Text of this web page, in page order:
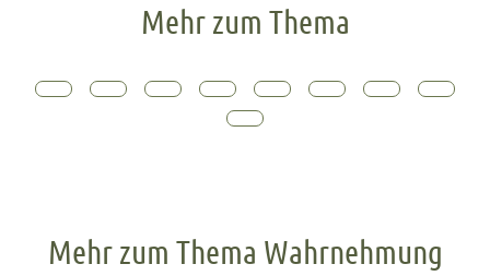
Mehr zum Thema
Mehr zum Thema Wahrnehmung